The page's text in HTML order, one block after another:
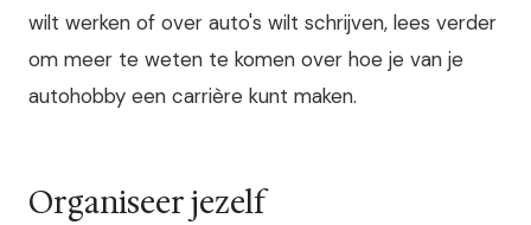
wilt werken of over auto's wilt schrijven, lees verder
om meer te weten te komen over hoe je van je
autohobby een carrière kunt maken.
Organiseer jezelf